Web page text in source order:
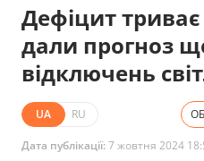
Дефіцит
дали прогноз
відключень
UA RU
Дата публікації:7 жовтня 2024